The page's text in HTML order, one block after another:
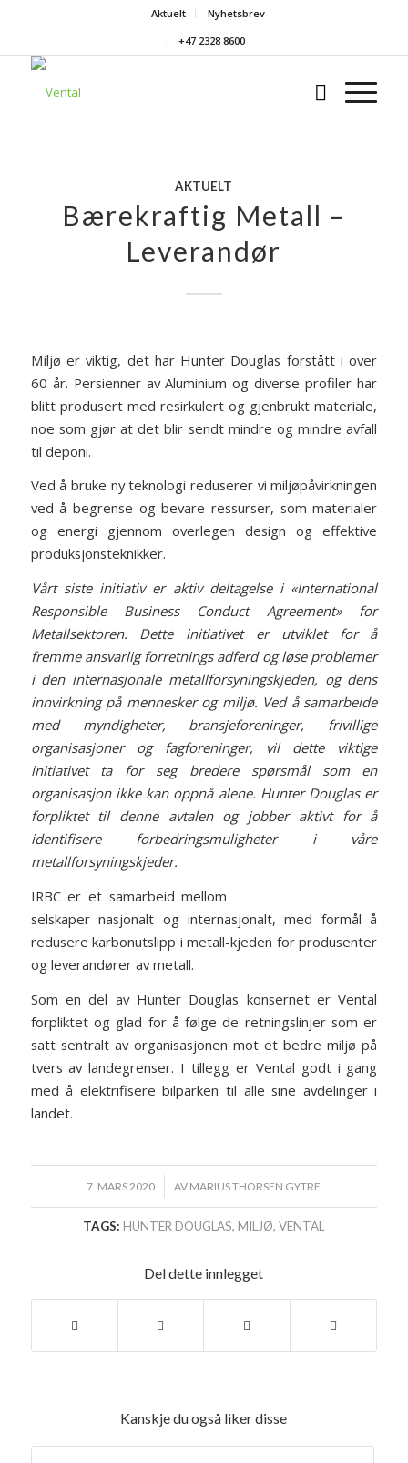
Aktuelt
Nyhetsbrev
+47 2328 8600
AKTUELT
Bærekraftig Metall –
Leverandør
Miljø er viktig, det har Hunter Douglas forstått i over
60 år. Persienner av Aluminium og diverse profiler har
blitt produsert med resirkulert og gjenbrukt materiale,
noe som gjør at det blir sendt mindre og mindre avfall
til deponi.
Ved å bruke ny teknologi reduserer vi miljøpåvirkningen
ved å begrense og bevare ressurser, som materialer
og energi gjennom overlegen design og effektive
produksjonsteknikker.
Vårt siste initiativ er aktiv deltagelse i «International
Responsible Business Conduct Agreement» for
Metallsektoren. Dette initiativet er utviklet for å
fremme ansvarlig forretnings adferd og løse problemer
i den internasjonale metallforsyningskjeden, og dens
innvirkning på mennesker og miljø. Ved å samarbeide
med myndigheter, bransjeforeninger, frivillige
organisasjoner og fagforeninger, vil dette viktige
initiativet ta for seg bredere spørsmål som en
organisasjon ikke kan oppnå alene. Hunter Douglas er
forpliktet til denne avtalen og jobber aktivt for å
identifisere forbedringsmuligheter i våre
metallforsyningskjeder.
IRBC er et samarbeid mellom
selskaper nasjonalt og internasjonalt, med formål å
redusere karbonutslipp i metall-kjeden for produsenter
og leverandører av metall.
Som en del av Hunter Douglas konsernet er Vental
forpliktet og glad for å følge de retningslinjer som er
satt sentralt av organisasjonen mot et bedre miljø på
tvers av landegrenser. I tillegg er Vental godt i gang
med å elektrifisere bilparken til alle sine avdelinger i
landet.
7. MARS 2020
/ AV MARIUS THORSEN GYTRE
TAGS: HUNTER DOUGLAS, MILJØ,VENTAL
Del dette innlegget
Kanskje du også liker disse